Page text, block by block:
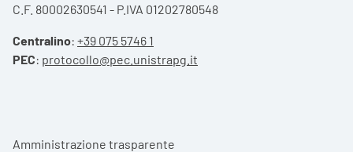
C.F. 80002630541 - P.IVA 01202780548
Centralino: +39 075 5746 1
PEC: protocollo@pec.unistrapg.it
Footer menu
Amministrazione trasparente